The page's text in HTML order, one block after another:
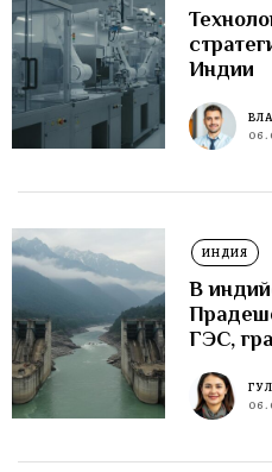
Индии
ИНДИЯ
В
ГЭС,